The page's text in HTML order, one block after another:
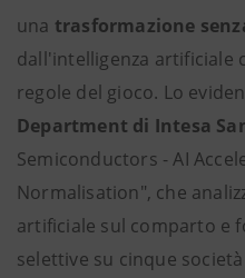
una trasformazione
dall'intelligenza artificiale
regole del gioco. Lo
Department di Intesa
Semiconductors - AI
Normalisation", che
artificiale sul comparto e
selettive su cinque